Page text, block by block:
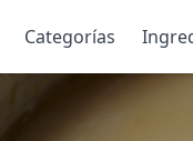
Categorías